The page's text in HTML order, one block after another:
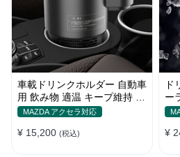
車載ドリンクホルダー 自動車
用 飲み物 適温 キープ維持 保
温冷機能付き
MAZDA アクセラ対応
¥ 15,200 (税込)
ド
ー
却
¥